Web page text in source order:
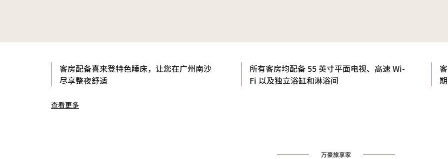
客房配备喜来登特色睡床，让您在广州南沙
尽享整夜舒适
所有客房均配备 55 英寸平面电视、高速 Wi-
Fi 以及独立浴缸和淋浴间
查看更多
万豪旅享家